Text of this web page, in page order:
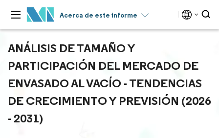
Acerca de este informe
ANÁLISIS DE TAMAÑO Y
PARTICIPACIÓN DEL MERCADO DE
ENVASADO AL VACÍO - TENDENCIAS
DE CRECIMIENTO Y PREVISIÓN (2026
- 2031)